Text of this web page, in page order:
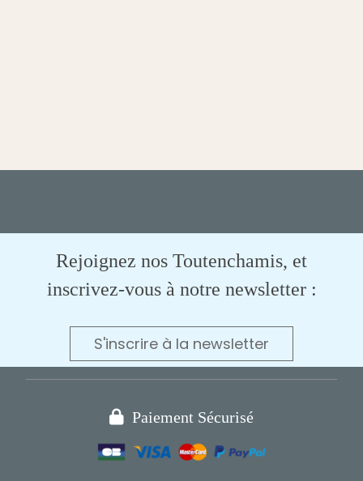
Rejoignez nos Toutenchamis, et
inscrivez-vous à notre newsletter :
S'inscrire à la newsletter
 Paiement Sécurisé